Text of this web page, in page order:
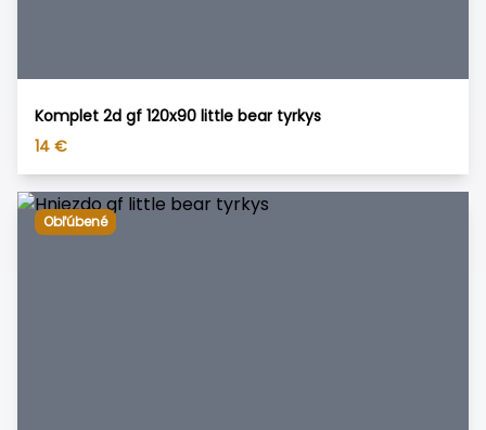
Komplet 2d gf 120x90 little bear tyrkys
14 €
Obľúbené